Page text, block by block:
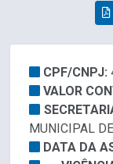
CPF/CNPJ:
VALOR
MUNICIPAL
DATA DA